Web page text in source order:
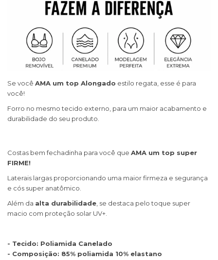
Se você AMA um top Alongado estilo regata, esse é para
você!
Forro no mesmo tecido externo, para um maior acabamento e
durabilidade do seu produto.
Costas bem fechadinha para você que AMA um top super
FIRME!
Laterais largas proporcionando uma maior firmeza e segurança
e cós super anatômico.
Além da alta durabilidade , se destaca pelo toque super
macio com proteção solar UV+.
- Tecido: Poliamida Canelado
- Composição: 85% poliamida 10% elastano